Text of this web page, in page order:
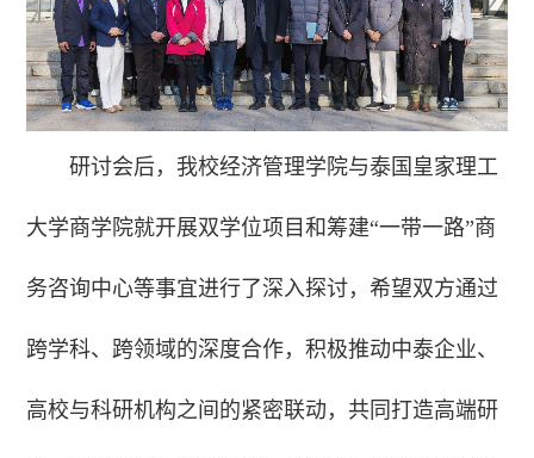
研讨会后，我校经济管理学院与泰国皇家理工
大学商学院就开展双学位项目和筹建“一带一路”商
务咨询中心等事宜进行了深入探讨，希望双方通过
跨学科、跨领域的深度合作，积极推动中泰企业、
高校与科研机构之间的紧密联动，共同打造高端研